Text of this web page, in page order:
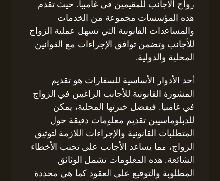
زواج الاجانب للمقيمين فى غامبيا. حيث تقدم
هذه المؤسسات مجموعة من الخدمات
والمساعدات القانونية التي تسهل عملية الزواج
للأجانب وتضمن توافق الإجراءات مع القوانين
المحلية والدولية.
أحد الأدوار الأساسية للسفارات هو تقديم
المشورة القانونية للأجانب الراغبين في الزواج
في غامبيا. فبفضل خبرتها المحلية، يمكن
للدبلوماسيين تقديم معلومات دقيقة حول
المتطلبات القانونية والإجراءات اللازمة لتوثيق
الزواج، مما يساعد الأجانب على تجنب الأخطاء
الشائعة. هذه المعلومات تشمل الوثائق
المطلوبة والتوقيع على العقود كما هي محددة